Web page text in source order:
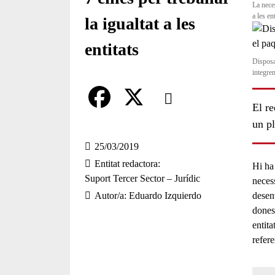
la igualtat a les
entitats
Comparteix
a
c
Compartir en altres xarxes
25/03/2019
Entitat redactora
Suport Tercer Sector – Jurídic
Autor/a Eduardo Izquierdo
La
a les
El
un
Hi ha